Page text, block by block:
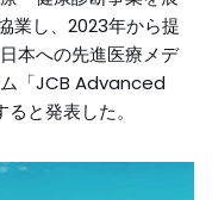
し、2023年から提
本への先進医療メデ
ム「JCB Advanced
と発表した。